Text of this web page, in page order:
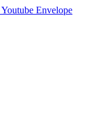
Youtube Envelope